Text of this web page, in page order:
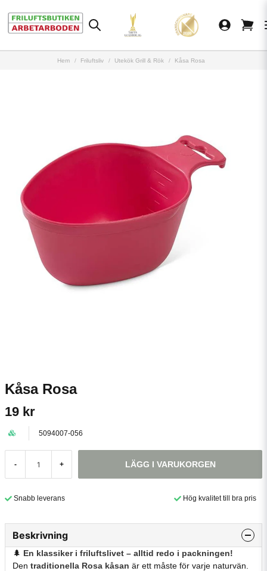
Hem Friluftsliv Utekök Grill & Rök Kåsa Rosa
Kåsa Rosa
19 kr
5094007-056
- + LÄGG I VARUKORGEN
Snabb leverans Hög kvalitet till bra pris
Beskrivning
🌲 En klassiker i friluftslivet – alltid redo i packningen!
Den traditionella Rosa kåsan är ett måste för varje naturvän.